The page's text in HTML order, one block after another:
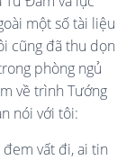
một số tài liệu
cũng đã thu dọn
phòng ngủ
về trình Tướng
nói với tôi:
vất đi, ai tin